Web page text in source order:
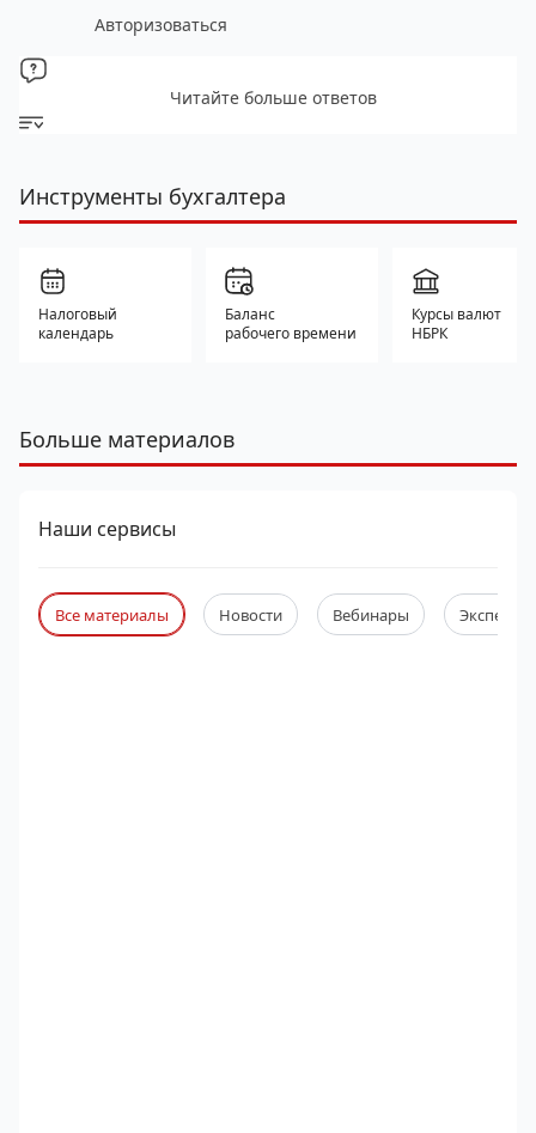
Авторизоваться
Читайте больше ответов
Инструменты бухгалтера
Налоговый
календарь
Баланс
рабочего времени
Курсы валют
НБРК
Больше материалов
Наши сервисы
Все материалы Новости Вебинары